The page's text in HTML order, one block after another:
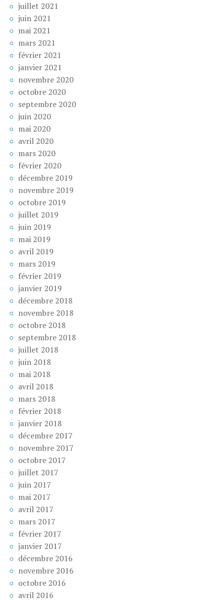
juillet 2021
juin 2021
mai 2021
mars 2021
février 2021
janvier 2021
novembre 2020
octobre 2020
septembre 2020
juin 2020
mai 2020
avril 2020
mars 2020
février 2020
décembre 2019
novembre 2019
octobre 2019
juillet 2019
juin 2019
mai 2019
avril 2019
mars 2019
février 2019
janvier 2019
décembre 2018
novembre 2018
octobre 2018
septembre 2018
juillet 2018
juin 2018
mai 2018
avril 2018
mars 2018
février 2018
janvier 2018
décembre 2017
novembre 2017
octobre 2017
juillet 2017
juin 2017
mai 2017
avril 2017
mars 2017
février 2017
janvier 2017
décembre 2016
novembre 2016
octobre 2016
avril 2016